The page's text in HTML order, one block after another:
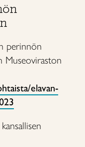
perinnön
Museoviraston
elavan-